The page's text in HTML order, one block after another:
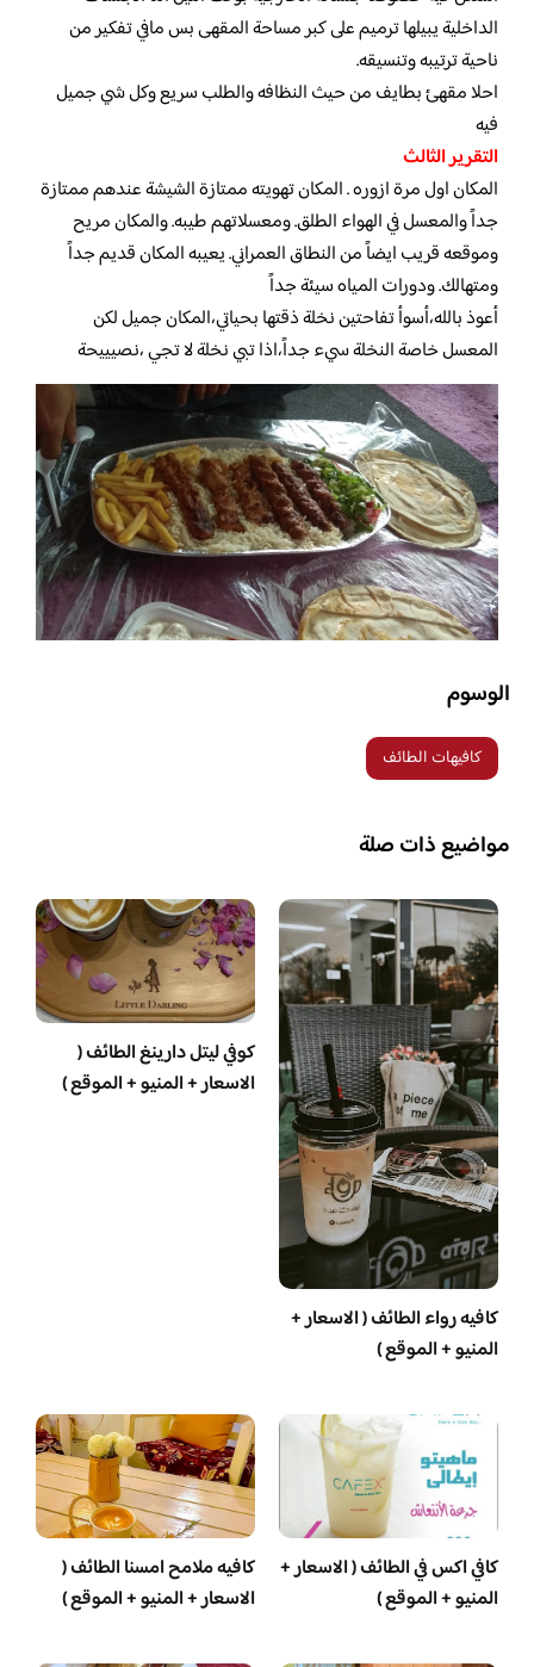
الداخلية يبيلها ترميم على كبر مساحة المقهى بس مافي تفكير من
ناحية ترتيبه وتنسيقه.
احلا مقهئ بطايف من حيث النظافه والطلب سريع وكل شي جميل
فيه
التقرير الثالث
المكان اول مرة ازوره . المكان تهويته ممتازة الشيشة عندهم ممتازة
جداً والمعسل في الهواء الطلق. ومعسلاتهم طيبه. والمكان مريح
وموقعه قريب ايضاً من النطاق العمراني. يعيبه المكان قديم جداً
ومتهالك. ودورات المياه سيئة جداً
أعوذ بالله،أسوأ تفاحتين نخلة ذقتها بحياتي،المكان جميل لكن
المعسل خاصة النخلة سيء جداً،اذا تبي نخلة لا تجي ،نصيييحة
الوسوم
كافيهات الطائف
مواضيع ذات صلة
كافيه رواء الطائف ( الاسعار +
المنيو + الموقع )
كوفي ليتل دارينغ الطائف (
الاسعار + المنيو + الموقع )
كافي اكس في الطائف ( الاسعار +
المنيو + الموقع )
كافيه ملامح امسنا الطائف (
الاسعار + المنيو + الموقع )